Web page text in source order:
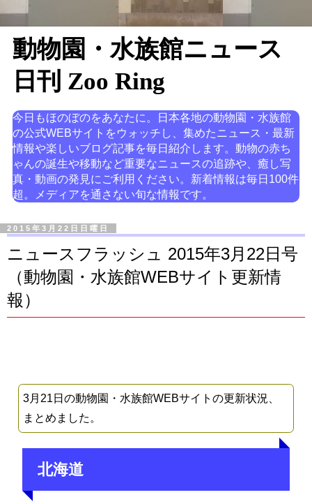
動物園・水族館ニュース
日刊 Zoo Ring
今日もほのぼのをあなたに。日本各地の動物園・水族館
の公式WEBサイトをウォッチし、集めたニュース・最新
情報や楽しいブログ記事を毎日紹介します。動物の赤ち
ゃんの誕生や移動など重要なニュースの追跡や、癒し写
真・動画の発見にご利用ください。新着情報は毎日100件
超。メディアを通さない旬な情報です。
2015年3月22日日曜日
ニュースフラッシュ 2015年3月22日号
（動物園・水族館WEBサイト更新情
報）
3月21日の動物園・水族館WEBサイトの更新状況、
まとめました。
北海道